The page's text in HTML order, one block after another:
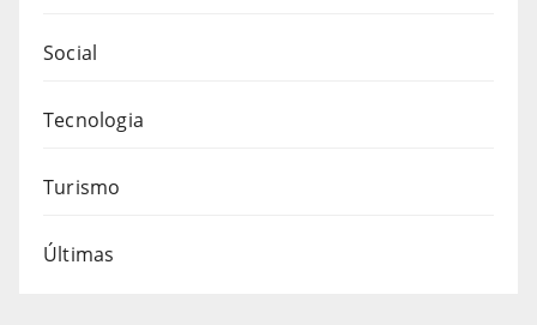
Social
Tecnologia
Turismo
Últimas